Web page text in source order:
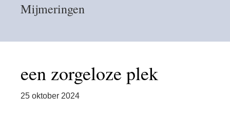
Mijmeringen
een zorgeloze plek
25 oktober 2024